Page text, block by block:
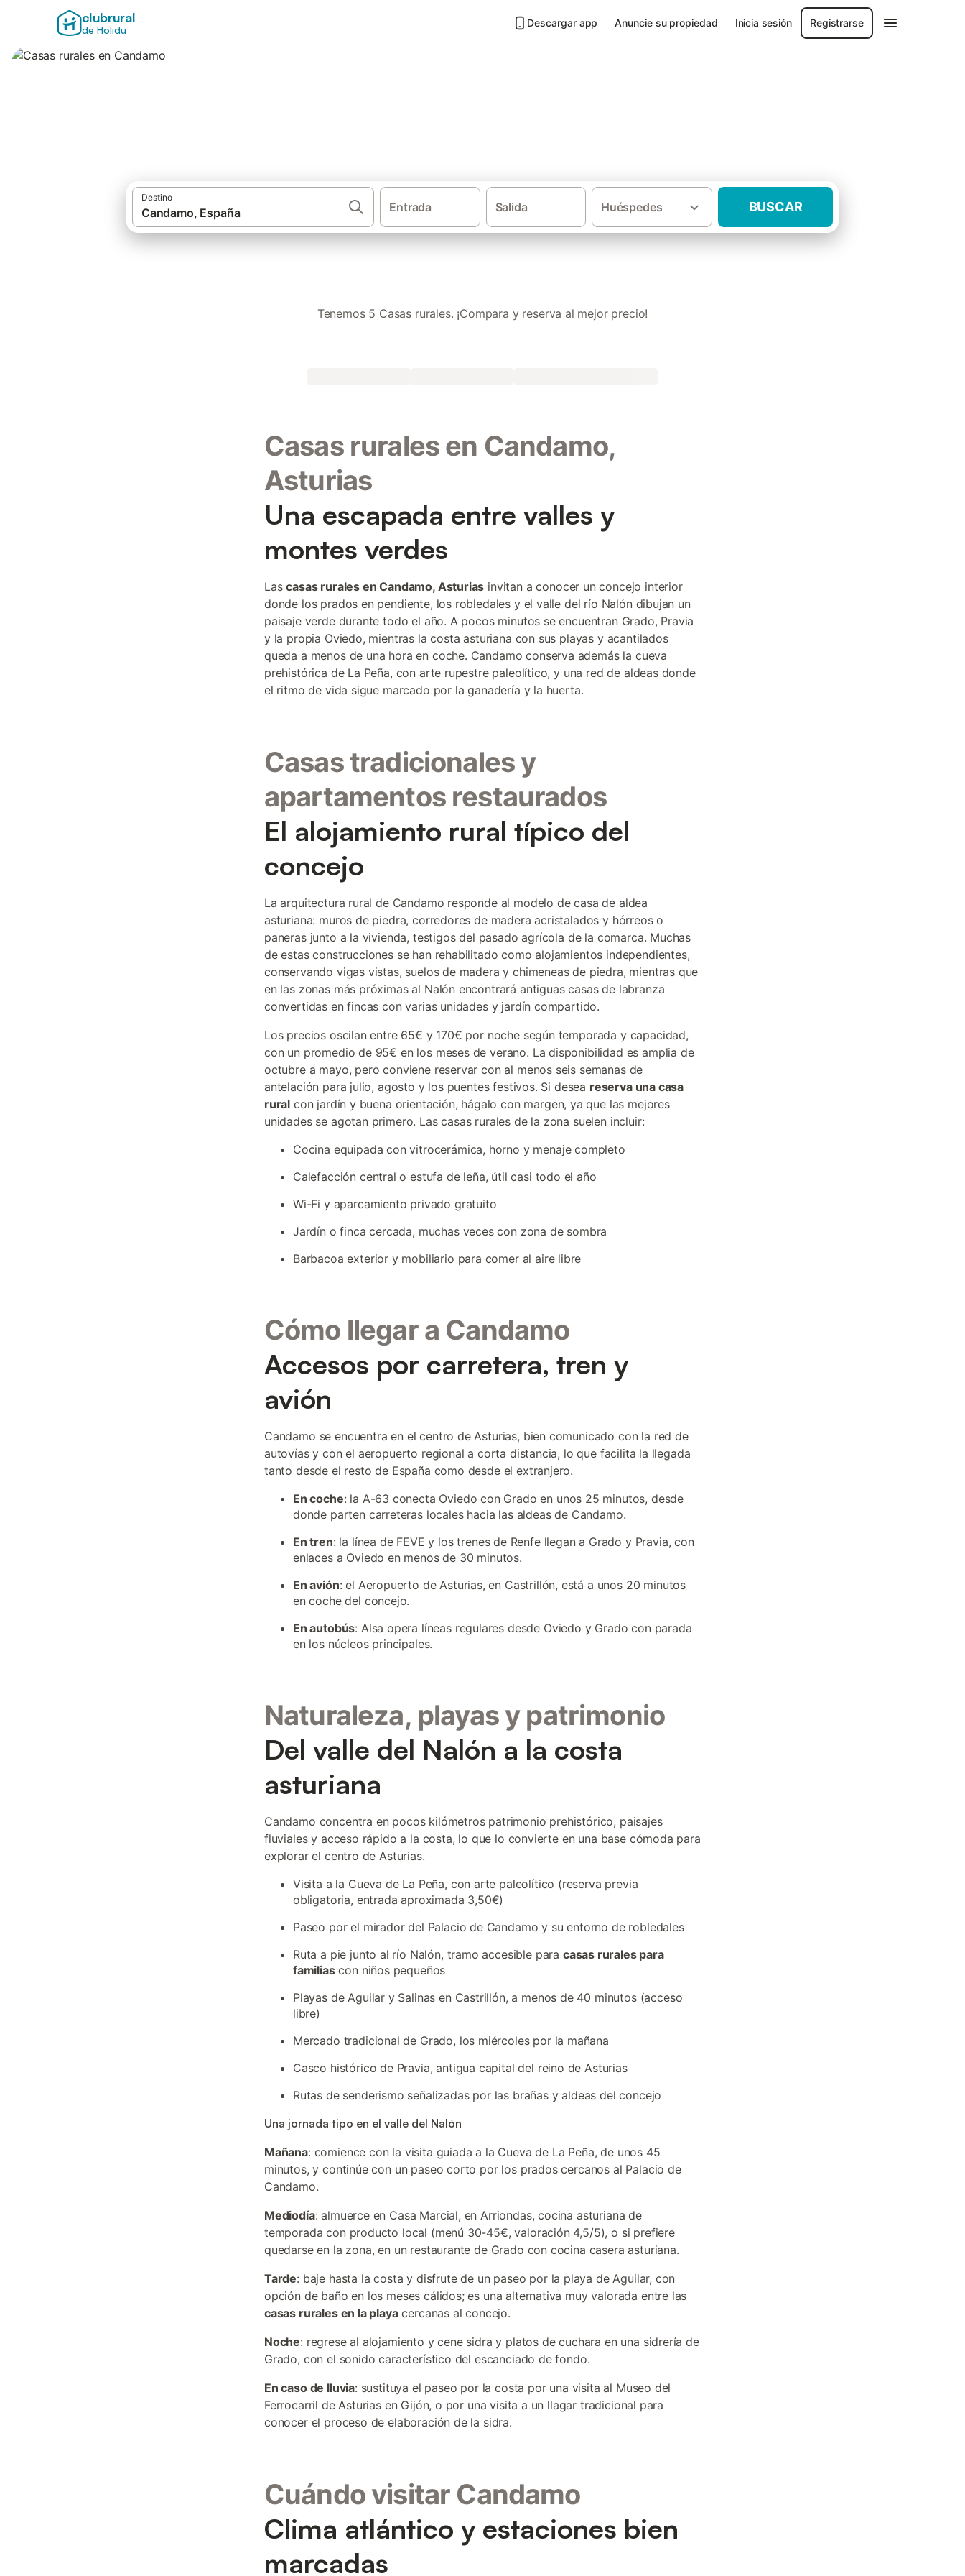
clubrural
de Holidu
Descargar app Anuncie su propiedad Inicia sesión Registrarse
Destino
Entrada Salida Huéspedes BUSCAR
Tenemos 5 Casas rurales. ¡Compara y reserva al mejor precio!
Casas rurales en Candamo,
Asturias
Una escapada entre valles y
montes verdes
Lascasas rurales en Candamo, Asturias invitan a conocer un concejo interior
donde los prados en pendiente, los robledales y el valle del río Nalón dibujan un
paisaje verde durante todo el año. A pocos minutos se encuentran Grado, Pravia
y la propia Oviedo, mientras la costa asturiana con sus playas y acantilados
queda a menos de una hora en coche. Candamo conserva además la cueva
prehistórica de La Peña, con arte rupestre paleolítico, y una red de aldeas donde
el ritmo de vida sigue marcado por la ganadería y la huerta.
Casas tradicionales y
apartamentos restaurados
El alojamiento rural típico del
concejo
La arquitectura rural de Candamo responde al modelo de casa de aldea
asturiana: muros de piedra, corredores de madera acristalados y hórreos o
paneras junto a la vivienda, testigos del pasado agrícola de la comarca. Muchas
de estas construcciones se han rehabilitado como alojamientos independientes,
conservando vigas vistas, suelos de madera y chimeneas de piedra, mientras que
en las zonas más próximas al Nalón encontrará antiguas casas de labranza
convertidas en fincas con varias unidades y jardín compartido.
Los precios oscilan entre 65€ y 170€ por noche según temporada y capacidad,
con un promedio de 95€ en los meses de verano. La disponibilidad es amplia de
octubre a mayo, pero conviene reservar con al menos seis semanas de
antelación para julio, agosto y los puentes festivos. Si desea reserva una casa
rural con jardín y buena orientación, hágalo con margen, ya que las mejores
unidades se agotan primero. Las casas rurales de la zona suelen incluir:
Cocina equipada con vitrocerámica, horno y menaje completo
Calefacción central o estufa de leña, útil casi todo el año
Wi-Fi y aparcamiento privado gratuito
Jardín o finca cercada, muchas veces con zona de sombra
Barbacoa exterior y mobiliario para comer al aire libre
Cómo llegar a Candamo
Accesos por carretera, tren y
avión
Candamo se encuentra en el centro de Asturias, bien comunicado con la red de
autovías y con el aeropuerto regional a corta distancia, lo que facilita la llegada
tanto desde el resto de España como desde el extranjero.
En coche: la A-63 conecta Oviedo con Grado en unos 25 minutos, desde
donde parten carreteras locales hacia las aldeas de Candamo.
En tren: la línea de FEVE y los trenes de Renfe llegan a Grado y Pravia, con
enlaces a Oviedo en menos de 30 minutos.
En avión: el Aeropuerto de Asturias, en Castrillón, está a unos 20 minutos
en coche del concejo.
En autobús: Alsa opera líneas regulares desde Oviedo y Grado con parada
en los núcleos principales.
Naturaleza, playas y patrimonio
Del valle del Nalón a la costa
asturiana
Candamo concentra en pocos kilómetros patrimonio prehistórico, paisajes
fluviales y acceso rápido a la costa, lo que lo convierte en una base cómoda para
explorar el centro de Asturias.
Visita a la Cueva de La Peña, con arte paleolítico (reserva previa
obligatoria, entrada aproximada 3,50€)
Paseo por el mirador del Palacio de Candamo y su entorno de robledales
Ruta a pie junto al río Nalón, tramo accesible para casas rurales para
familiascon niños pequeños
Playas de Aguilar y Salinas en Castrillón, a menos de 40 minutos (acceso
libre)
Mercado tradicional de Grado, los miércoles por la mañana
Casco histórico de Pravia, antigua capital del reino de Asturias
Rutas de senderismo señalizadas por las brañas y aldeas del concejo
Una jornada tipo en el valle del Nalón
Mañana: comience con la visita guiada a la Cueva de La Peña, de unos 45
minutos, y continúe con un paseo corto por los prados cercanos al Palacio de
Candamo.
Mediodía: almuerce en Casa Marcial, en Arriondas, cocina asturiana de
temporada con producto local (menú 30-45€, valoración 4,5/5), o si prefiere
quedarse en la zona, en un restaurante de Grado con cocina casera asturiana.
Tarde: baje hasta la costa y disfrute de un paseo por la playa de Aguilar, con
opción de baño en los meses cálidos; es una alternativa muy valorada entre las
casas rurales en la playacercanas al concejo.
Noche: regrese al alojamiento y cene sidra y platos de cuchara en una sidrería de
Grado, con el sonido característico del escanciado de fondo.
En caso de lluvia: sustituya el paseo por la costa por una visita al Museo del
Ferrocarril de Asturias en Gijón, o por una visita a un llagar tradicional para
conocer el proceso de elaboración de la sidra.
Cuándo visitar Candamo
Clima atlántico y estaciones bien
marcadas